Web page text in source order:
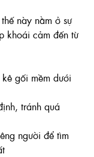
này nằm ở sự
khoái cảm đến từ
gối mềm dưới
tránh quá
người để tìm